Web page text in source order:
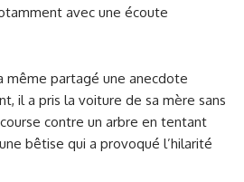
avec une écoute
même partagé une anecdote
il a pris la voiture de sa mère sans
contre un arbre en tentant
bêtise qui a provoqué l’hilarité